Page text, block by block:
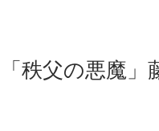
秩父の悪魔」